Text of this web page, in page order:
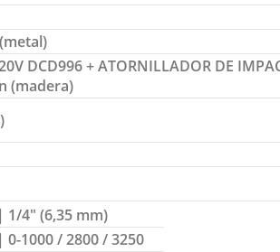
DCD996 + ATORNILLADOR DE
(madera)
| 1/4″ (6,35 mm)
| 0-1000 / 2800 / 3250